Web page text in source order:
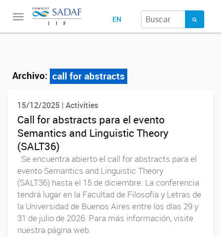
Toggle
EN
Archivo: call for abstracts
15/12/2025 | Activities
Call for abstracts para el evento
Semantics and Linguistic Theory
(SALT36)
Se encuentra abierto el call for abstracts para el
evento Semantics and Linguistic Theory
(SALT36) hasta el 15 de diciembre. La conferencia
tendrá lugar en la Facultad de Filosofía y Letras de
la Universidad de Buenos Aires entre los días 29 y
31 de julio de 2026. Para más información, visite
nuestra página web.